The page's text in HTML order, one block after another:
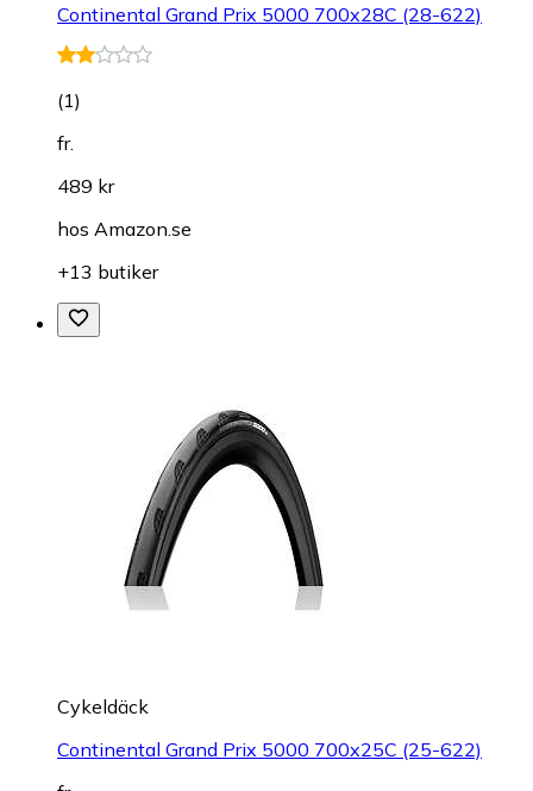
Continental Grand Prix 5000 700x28C (28-622)
(1)
fr.
489 kr
hos Amazon.se
+13 butiker
Cykeldäck
Continental Grand Prix 5000 700x25C (25-622)